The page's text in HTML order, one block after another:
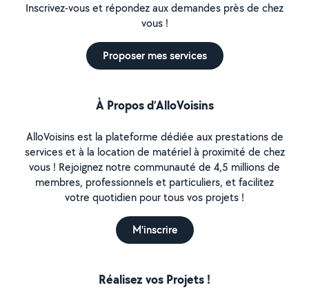
Inscrivez-vous et répondez aux demandes près de chez
vous !
Proposer mes services
À Propos d’AlloVoisins
AlloVoisins est la plateforme dédiée aux prestations de
services et à la location de matériel à proximité de chez
vous ! Rejoignez notre communauté de 4,5 millions de
membres, professionnels et particuliers, et facilitez
votre quotidien pour tous vos projets !
M'inscrire
Réalisez vos Projets !